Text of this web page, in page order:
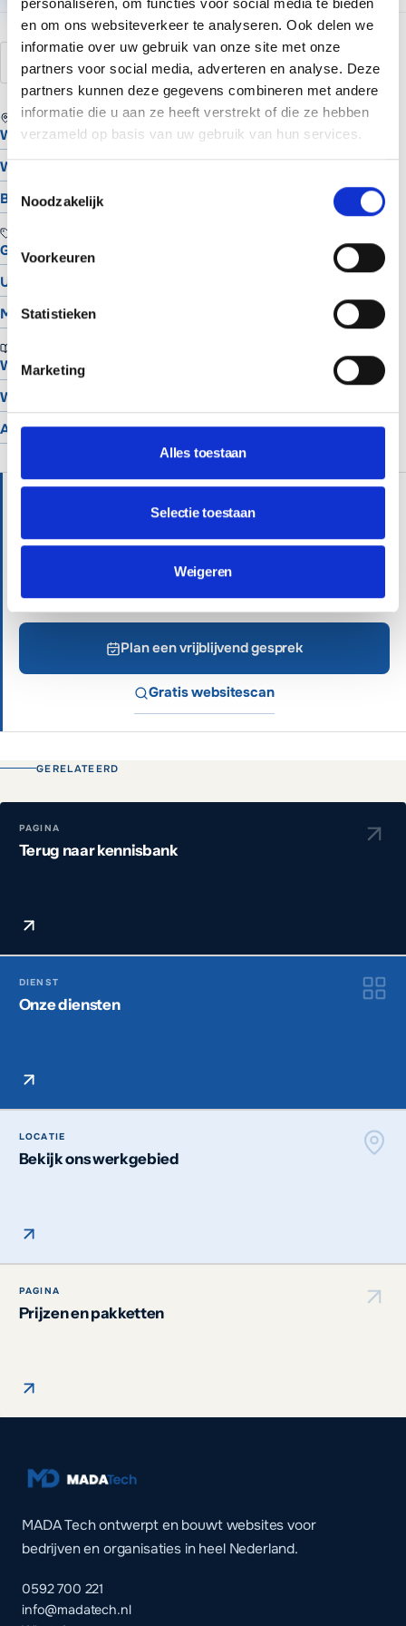
en om ons websiteverkeer te analyseren. Ook delen we
informatie over uw gebruik van onze site met onze
partners voor social media, adverteren en analyse. Deze
partners kunnen deze gegevens combineren met andere
informatie die u aan ze heeft verstrekt of die ze hebben
verzameld op basis van uw gebruik van hun services.
Toestemmingsselectie
Noodzakelijk
Voorkeuren
Statistieken
Marketing
Alles toestaan
Selectie toestaan
Weigeren
backup Plesk hosting
REGIO
Website laten maken in Assen
Website laten maken in Groningen
Bekijk alle locaties
Gratis Logo Maker
UTM Builder
Meta Snippet Generator
Website voor schilders
Website voor hoveniers
Alle branches
maand inclusief beheer.
Plan een vrijblijvend gesprek
Gratis websitescan
GERELATEERD
PAGINA
Terug naar kennisbank
DIENST
Onze diensten
LOCATIE
Bekijk ons werkgebied
PAGINA
Prijzen en pakketten
MADA Tech ontwerpt en bouwt websites voor
bedrijven en organisaties in heel Nederland.
0592 700 221
info@madatech.nl